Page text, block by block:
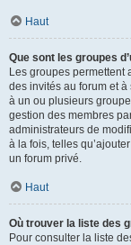
Haut
Que sont les groupes
Les groupes permettent
des invités au forum et
à un ou plusieurs
gestion des membres
administrateurs de
à la fois, telles
un forum privé.
Haut
Où trouver la liste des
Pour consulter la liste